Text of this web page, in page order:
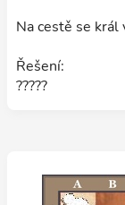
Na cestě se král
Řešení:
?????